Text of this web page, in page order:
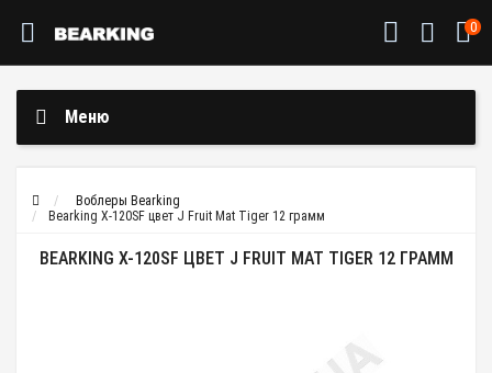
0
Меню
Воблеры Bearking
Bearking X-120SF цвет J Fruit Mat Tiger 12 грамм
BEARKING X-120SF ЦВЕТ J FRUIT MAT TIGER 12 ГРАММ